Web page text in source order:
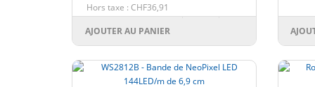
Hors taxe : CHF36,91
AJOUTER AU PANIER